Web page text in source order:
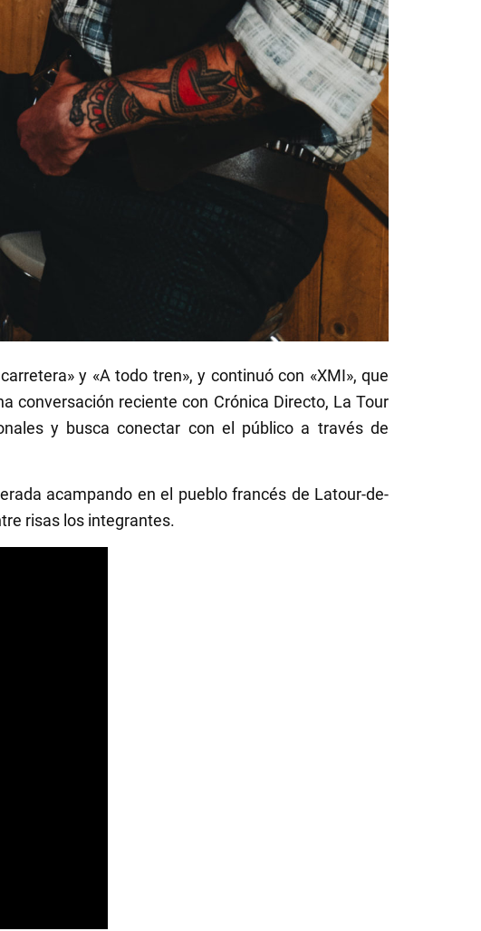
y «A todo tren», y continuó con «XMI», que
conversación reciente con Crónica Directo, La Tour
y busca conectar con el público a través de
acampando en el pueblo francés de Latour-de-
risas los integrantes.